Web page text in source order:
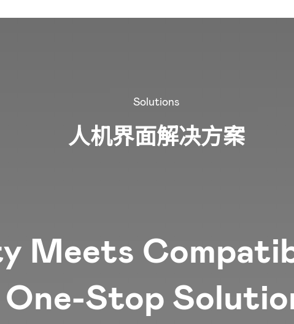
Solutions
人机界面解决方案
Meets
One-Stop